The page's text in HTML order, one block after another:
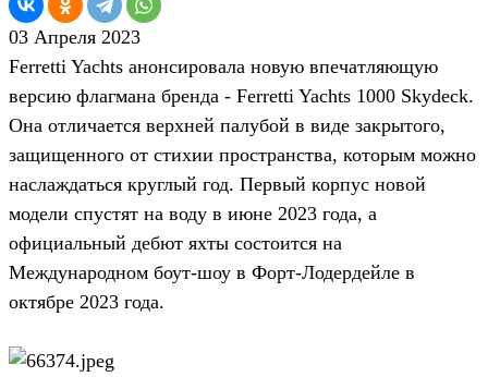
03 Апреля 2023
Ferretti Yachts анонсировала новую впечатляющую
версию флагмана бренда - Ferretti Yachts 1000 Skydeck.
Она отличается верхней палубой в виде закрытого,
защищенного от стихии пространства, которым можно
наслаждаться круглый год. Первый корпус новой
модели спустят на воду в июне 2023 года, а
официальный дебют яхты состоится на
Международном боут-шоу в Форт-Лодердейле в
октябре 2023 года.